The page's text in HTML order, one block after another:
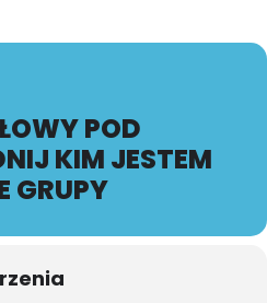
POD
KIM JESTEM
GRUPY